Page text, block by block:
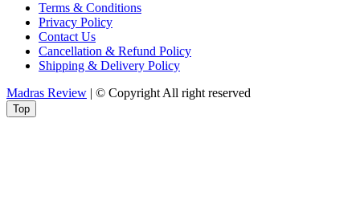
Terms & Conditions
Privacy Policy
Contact Us
Cancellation & Refund Policy
Shipping & Delivery Policy
Madras Review | © Copyright All right reserved
Top